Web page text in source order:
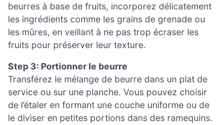
beurres à base de fruits, incorporez délicatement
les ingrédients comme les grains de grenade ou
les mûres, en veillant à ne pas trop écraser les
fruits pour préserver leur texture.
Step 3: Portionner le beurre
Transférez le mélange de beurre dans un plat de
service ou sur une planche. Vous pouvez choisir
de l’étaler en formant une couche uniforme ou de
le diviser en petites portions dans des ramequins.